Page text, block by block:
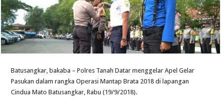
Batusangkar, bakaba – Polres Tanah Datar menggelar Apel Gelar
Pasukan dalam rangka Operasi Mantap Brata 2018 di lapangan
Cindua Mato Batusangkar, Rabu (19/9/2018).